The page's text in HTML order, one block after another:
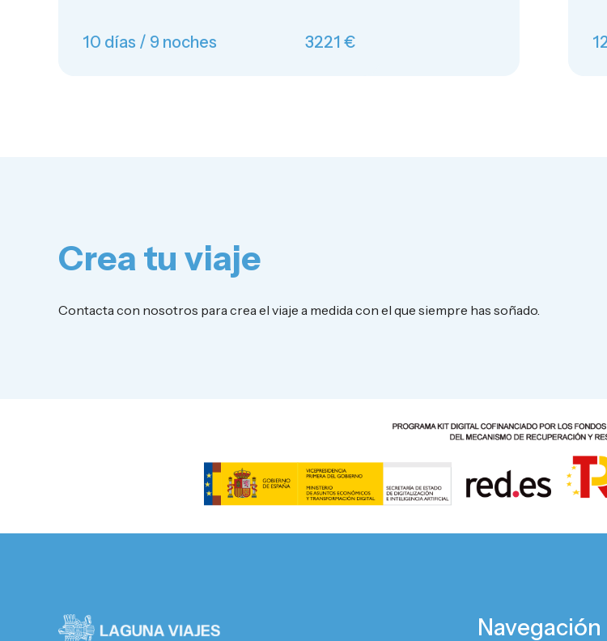
10 días / 9 noches 3221 €
Crea tu viaje
Contacta con nosotros para crea el viaje a medida con el que siempre has soñado.
Navegación